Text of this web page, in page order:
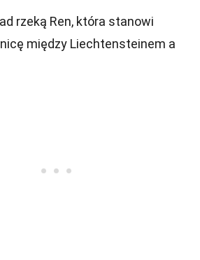
rzeką Ren, która stanowi
między Liechtensteinem a